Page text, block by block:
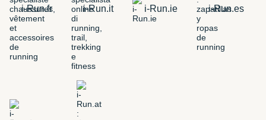
i-Run.fr i-Run.it i-Run.ie i-Run.es